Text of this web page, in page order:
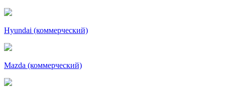
Hyundai (коммерческий)
Mazda (коммерческий)